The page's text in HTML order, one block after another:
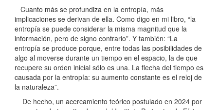
Cuanto más se profundiza en la entropía, más
implicaciones se derivan de ella. Como digo en mi libro, “la
entropía se puede considerar la misma magnitud que la
información, pero de signo contrario”. Y también: “La
entropía se produce porque, entre todas las posibilidades de
algo al moverse durante un tiempo en el espacio, la de que
recupere su orden inicial sólo es una. La flecha del tiempo es
causada por la entropía: su aumento constante es el reloj de
la naturaleza”.
De hecho, un acercamiento teórico postulado en 2024 por